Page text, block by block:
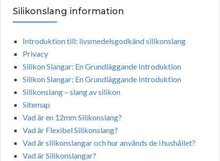
Silikonslang information
Introduktion till: livsmedelsgodkänd silikonslang
Privacy
Silikon Slangar: En Grundläggande Introduktion
Silikon Slangar: En Grundläggande Introduktion
Silikonslang – slang av silikon
Sitemap
Vad är en 12mm Silikonslang?
Vad är Flexibel Silikonslang?
Vad är silikonslangar och hur används de i hushållet?
Vad är Silikonslangar?